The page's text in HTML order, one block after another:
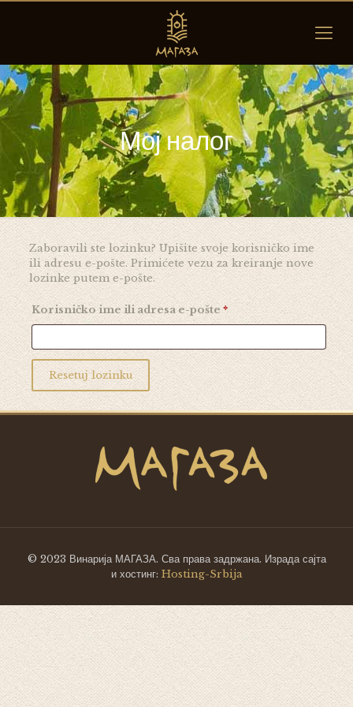
Мој налог
Zaboravili ste lozinku? Upišite svoje korisničko ime
ili adresu e-pošte. Primićete vezu za kreiranje nove
lozinke putem e-pošte.
Korisničko ime ili adresa e-pošte *Obavezno
Resetuj lozinku
© 2023 Винарија МАГАЗА. Сва права задржана. Израда сајта
и хостинг: Hosting-Srbija